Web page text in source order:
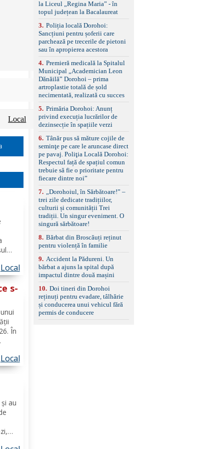
Local
Local
s-
În
de
Local
au
panoramică, geamuri
spate fumurii Carlig de
remorcare Bonus: -
Covorașe textile montate
pe mașină. -Ofer și un
set de covorașe din
împreună cu un set de
anvelope de iarnă.
la Liceul „Regina Maria” - în
topul județean la Bacalaureat
3. Poliția locală Dorohoi:
Sancțiuni pentru șoferii care
parchează pe trecerile de pietoni
sau în apropierea acestora
4. Premieră medicală la Spitalul
Municipal „Academician Leon
Dănăilă” Dorohoi – prima
artroplastie totală de șold
necimentată, realizată cu succes
5. Primăria Dorohoi: Anunț
privind execuția lucrărilor de
dezinsecție în spațiile verzi
6. Tânăr pus să măture cojile de
seminţe pe care le aruncase direct
pe pavaj. Poliţia Locală Dorohoi:
Respectul față de spațiul comun
trebuie să fie o prioritate pentru
fiecare dintre noi”
7.
„Dorohoiul, în Sărbătoare!” –
trei zile dedicate tradițiilor,
culturii și comunității Trei
tradiții. Un singur eveniment. O
singură sărbătoare!
8. Bărbat din Broscăuți reținut
pentru violență în familie
9. Accident la Pădureni. Un
bărbat a ajuns la spital după
impactul dintre două mașini
10. Doi tineri din Dorohoi
reținuți pentru evadare, tâlhărie
și conducerea unui vehicul fără
permis de conducere